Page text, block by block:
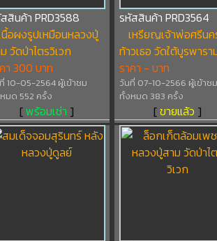
สินค้า PRD3588
นื้อผงรูปเหมือนหลวงปู่
วัดป่าไตรวิเวก
า 300 บาท
10-05-2564 ผู้เข้าชม
มด 552 ครั้ง
[พร้อมเช่า ]
รหัสสินค้า PRD3564
เหรียญเจ้าพ่อศรีนค
ท้าวเธอ วัดใต้บูรพารา
ราคา - บาท
วันที่ 07-10-2566 ผู้เข้าชม
ทั้งหมด 383 ครั้ง
[ขายแล้ว ]